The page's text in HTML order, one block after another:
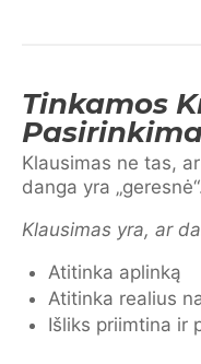
Tinkamos
Klausimas ne tas,
danga yra
Klausimas yra, ar
Atitinka aplinką
Atitinka realius
Išliks priimtina ir